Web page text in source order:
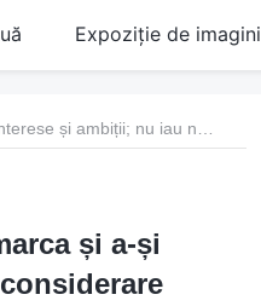
Expoziție de imagini
și a-și